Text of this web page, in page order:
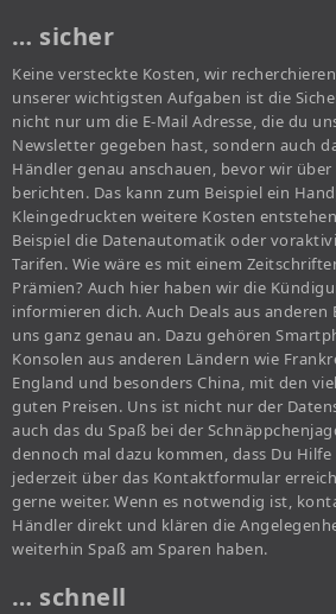
… sicher
Keine versteckte Kosten, wir
unserer wichtigsten Aufgaben ist die
nicht nur um die E-Mail Adresse, die du
Newsletter gegeben hast, sondern auch
Händler genau anschauen, bevor wir über
berichten. Das kann zum Beispiel ein
Kleingedruckten weitere Kosten
Beispiel die Datenautomatik oder
Tarifen. Wie wäre es mit einem
Prämien? Auch hier haben wir die
informieren dich. Auch Deals aus anderen
uns ganz genau an. Dazu gehören
Konsolen aus anderen Ländern wie
England und besonders China, mit den
guten Preisen. Uns ist nicht nur der
auch das du Spaß bei der
dennoch mal dazu kommen, dass Du
jederzeit über das Kontaktformular
gerne weiter. Wenn es notwendig ist,
Händler direkt und klären die
weiterhin Spaß am Sparen haben.
… schnell